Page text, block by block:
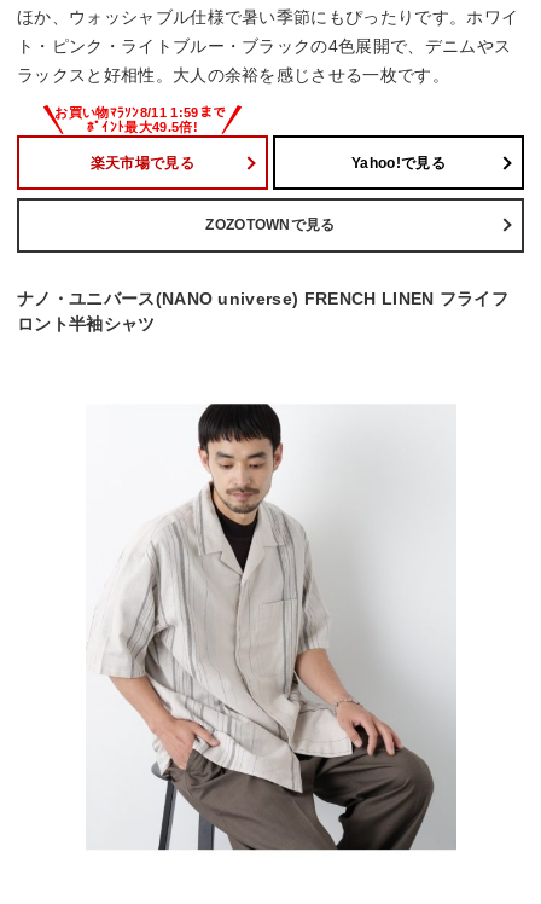
ほか、ウォッシャブル仕様で暑い季節にもぴったりです。ホワイ
ト・ピンク・ライトブルー・ブラックの4色展開で、デニムやス
ラックスと好相性。大人の余裕を感じさせる一枚です。
楽天市場で見る Yahoo!で見る
ZOZOTOWNで見る
ナノ・ユニバース(NANO universe) FRENCH LINEN フライフ
ロント半袖シャツ